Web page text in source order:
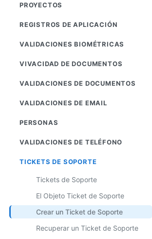
PROYECTOS
REGISTROS DE APLICACIÓN
VALIDACIONES BIOMÉTRICAS
VIVACIDAD DE DOCUMENTOS
VALIDACIONES DE DOCUMENTOS
VALIDACIONES DE EMAIL
PERSONAS
VALIDACIONES DE TELÉFONO
TICKETS DE SOPORTE
Tickets de Soporte
El Objeto Ticket de Soporte
Crear un Ticket de Soporte
Recuperar un Ticket de Soporte